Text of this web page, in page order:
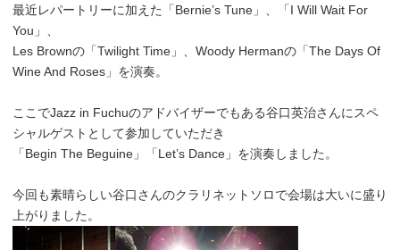
最近レパートリーに加えた「Bernie’s Tune」、「I Will Wait For
You」、
Les Brownの「Twilight Time」、Woody Hermanの「The Days Of
Wine And Roses」を演奏。
ここでJazz in Fuchuのアドバイザーでもある谷口英治さんにスペ
シャルゲストとして参加していただき
「Begin The Beguine」「Let’s Dance」を演奏しました。
今回も素晴らしい谷口さんのクラリネットソロで会場は大いに盛り
上がりました。